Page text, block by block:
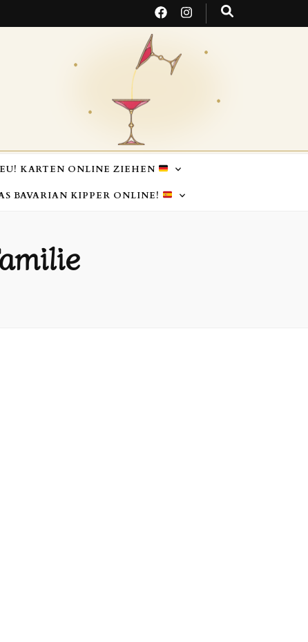
KARTEN ONLINE ZIEHEN
BAVARIAN KIPPER ONLINE!